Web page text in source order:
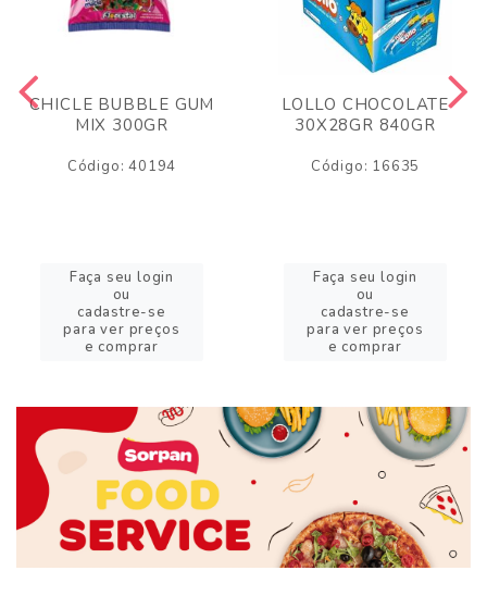
CHICLE BUBBLE GUM
MIX 300GR
Código: 40194
Faça seu login
ou
cadastre-se
para ver preços
e comprar
LOLLO CHOCOLATE
30X28GR 840GR
Código: 16635
Faça seu login
ou
cadastre-se
para ver preços
e comprar